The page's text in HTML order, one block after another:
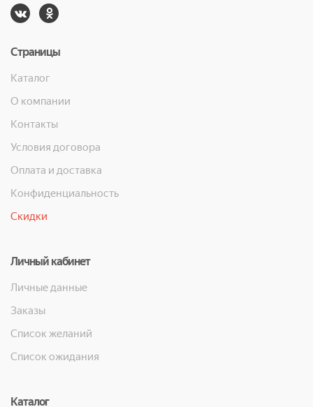
Страницы
Каталог
О компании
Контакты
Условия договора
Оплата и доставка
Конфиденциальность
Скидки
Личный кабинет
Личные данные
Заказы
Список желаний
Список ожидания
Каталог